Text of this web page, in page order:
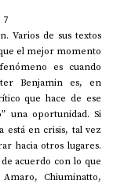
7
Varios de sus textos
el mejor momento
es cuando
Benjamin es, en
que hace de ese
una oportunidad. Si
está en crisis, tal vez
hacia otros lugares.
acuerdo con lo que
Amaro, Chiuminatto,